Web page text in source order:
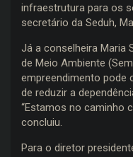
infraestrutura para os
secretário da Seduh,
Já a conselheira Maria
de Meio Ambiente
empreendimento pode
de reduzir a
“Estamos no caminho
concluiu.
Para o diretor